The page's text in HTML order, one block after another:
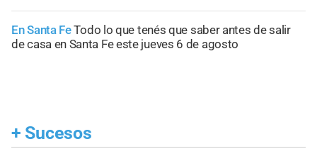
En Santa FeTodo lo que tenés que saber antes de salir
de casa en Santa Fe este jueves 6 de agosto
+ Sucesos